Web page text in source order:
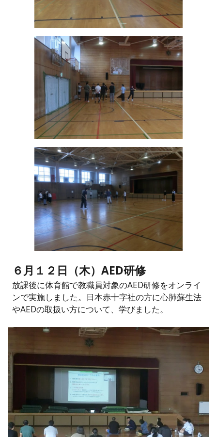
６月１２日（木）AED研修
放課後に体育館で教職員対象のAED研修をオンライ
ンで実施しました。日本赤十字社の方に心肺蘇生法
やAEDの取扱い方について、学びました。